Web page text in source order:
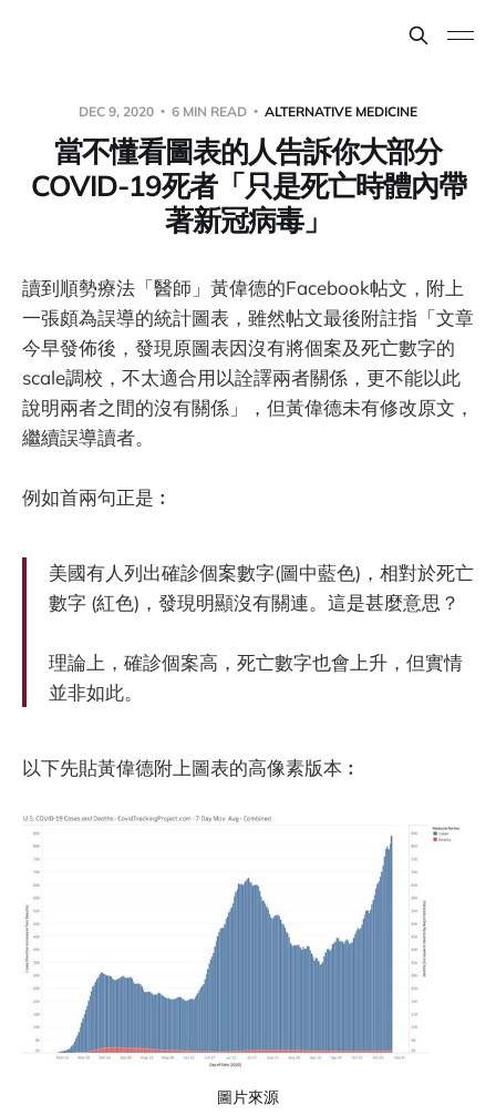
DEC 9, 2020 6 MIN READ ALTERNATIVE MEDICINE
當不懂看圖表的人告訴你大部分
COVID-19死者「只是死亡時體內帶
著新冠病毒」
讀到順勢療法「醫師」黃偉德的Facebook帖文，附上
一張頗為誤導的統計圖表，雖然帖文最後附註指「文章
今早發佈後，發現原圖表因沒有將個案及死亡數字的
scale調校，不太適合用以詮譯兩者關係，更不能以此
說明兩者之間的沒有關係」，但黃偉德未有修改原文，
繼續誤導讀者。
例如首兩句正是︰
美國有人列出確診個案數字(圖中藍色)，相對於死亡
數字 (紅色)，發現明顯沒有關連。這是甚麼意思？
理論上，確診個案高，死亡數字也會上升，但實情
並非如此。
以下先貼黃偉德附上圖表的高像素版本︰
圖片來源